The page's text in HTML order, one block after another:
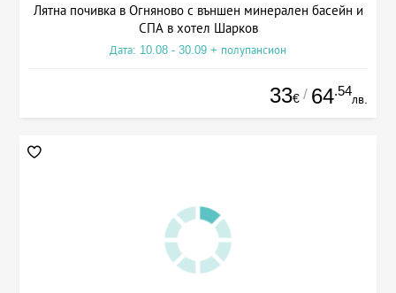
Лятна почивка в Огняново с външен минерален басейн и
СПА в хотел Шарков
Дата: 10.08 - 30.09 + полупансион
33€ / 64.54
лв.